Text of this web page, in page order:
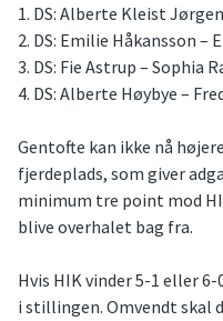
1. DS: Alberte Kleist
2. DS: Emilie Håkansson –
3. DS: Fie Astrup – Sophia
4. DS: Alberte Høybye –
Gentofte kan ikke nå
fjerdeplads, som giver
minimum tre point mod
blive overhalet bag fra.
Hvis HIK vinder 5-1 eller
i stillingen. Omvendt skal